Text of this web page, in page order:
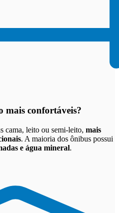
mais confortáveis?
cama, leito ou semi-leito, mais
. A maioria dos ônibus possui
e água mineral.